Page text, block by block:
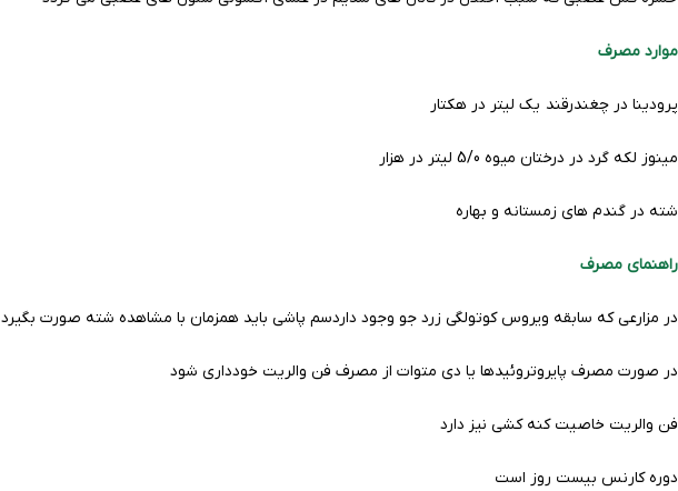
موارد مصرف
پرودینا در چغندرقند یک لیتر در هکتار
مینوز لکه گرد در درختان میوه 5/0 لیتر در هزار
شته در گندم های زمستانه و بهاره
راهنمای مصرف
در مزارعی که سابقه ویروس کوتولگی زرد جو وجود داردسم پاشی باید همزمان با مشاهده شته صورت بگیرد
در صورت مصرف پایروتروئیدها یا دی متوات از مصرف فن والریت خودداری شود
فن والریت خاصیت کنه کشی نیز دارد
دوره کارنس بیست روز است